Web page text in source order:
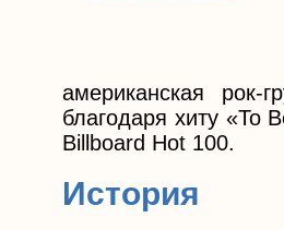
американская рок-
благодаря хиту «To
Billboard Hot 100.
История